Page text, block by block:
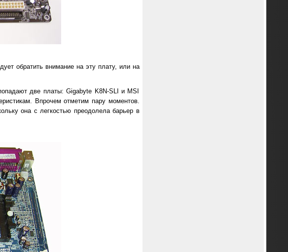
обратить внимание на эту плату, или на
две платы: Gigabyte K8N-SLI и MSI
Впрочем отметим пару моментов.
она с легкостью преодолела барьер в